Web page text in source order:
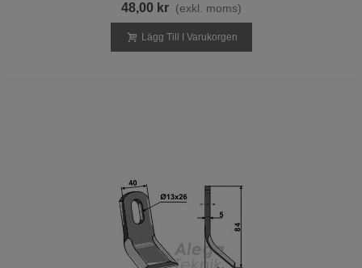
48,00 kr (exkl. moms)
Lägg Till I Varukorgen